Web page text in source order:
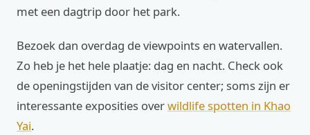
met een dagtrip door het park.
Bezoek dan overdag de viewpoints en watervallen.
Zo heb je het hele plaatje: dag en nacht. Check ook
de openingstijden van de visitor center; soms zijn er
interessante exposities overwildlife spotten in Khao
Yai.